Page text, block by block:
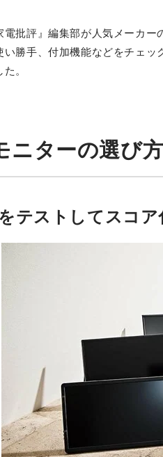
電批評』編集部が人気メーカ
い勝手、付加機能などをチェ
。
ニターの選び方
テストしてスコア